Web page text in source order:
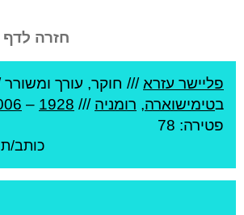
חזרה
פליישר עזרא /// חוקר, עורך ומשורר
בטימישוארה, רומניה ///
1928
–
פטירה: 78
כותב/